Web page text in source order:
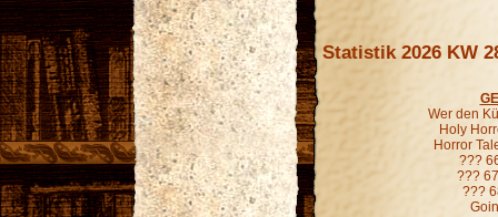
Statistik 2026 KW
Wer den
Holy
Horror
???
???
???